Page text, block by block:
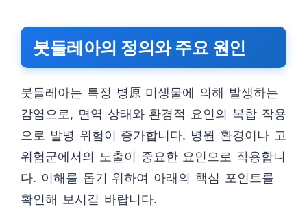
붓들레아의 정의와 주요 원인
붓들레아는 특정 병原 미생물에 의해 발생하는
감염으로, 면역 상태와 환경적 요인의 복합 작용
으로 발병 위험이 증가합니다. 병원 환경이나 고
위험군에서의 노출이 중요한 요인으로 작용합니
다. 이해를 돕기 위하여 아래의 핵심 포인트를
확인해 보시길 바랍니다.